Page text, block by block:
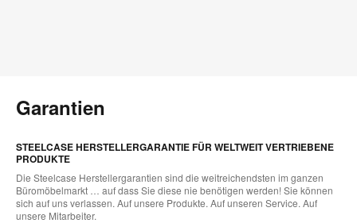
Garantien
STEELCASE HERSTELLERGARANTIE FÜR WELTWEIT VERTRIEBENE
PRODUKTE
Die Steelcase Herstellergarantien sind die weitreichendsten im ganzen
Büromöbelmarkt … auf dass Sie diese nie benötigen werden! Sie können
sich auf uns verlassen. Auf unsere Produkte. Auf unseren Service. Auf
unsere Mitarbeiter.